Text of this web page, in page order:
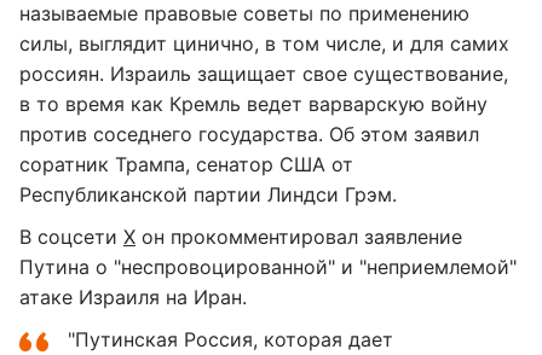
называемые правовые советы по применению
силы, выглядит цинично, в том числе, и для самих
россиян. Израиль защищает свое существование,
в то время как Кремль ведет варварскую войну
против соседнего государства. Об этом заявил
соратник Трампа, сенатор США от
Республиканской партии Линдси Грэм.
В соцсети X он прокомментировал заявление
Путина о "неспровоцированной" и "неприемлемой"
атаке Израиля на Иран.
"Путинская Россия, которая дает